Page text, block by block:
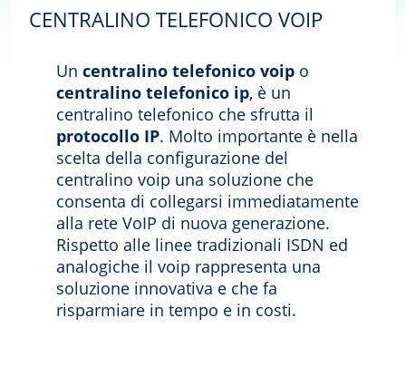
CENTRALINO TELEFONICO VOIP
Uncentralino telefonico voip o
centralino telefonico ip, è un
centralino telefonico che sfrutta il
protocollo IP. Molto importante è nella
scelta della configurazione del
centralino voip una soluzione che
consenta di collegarsi immediatamente
alla rete VoIP di nuova generazione.
Rispetto alle linee tradizionali ISDN ed
analogiche il voip rappresenta una
soluzione innovativa e che fa
risparmiare in tempo e in costi.